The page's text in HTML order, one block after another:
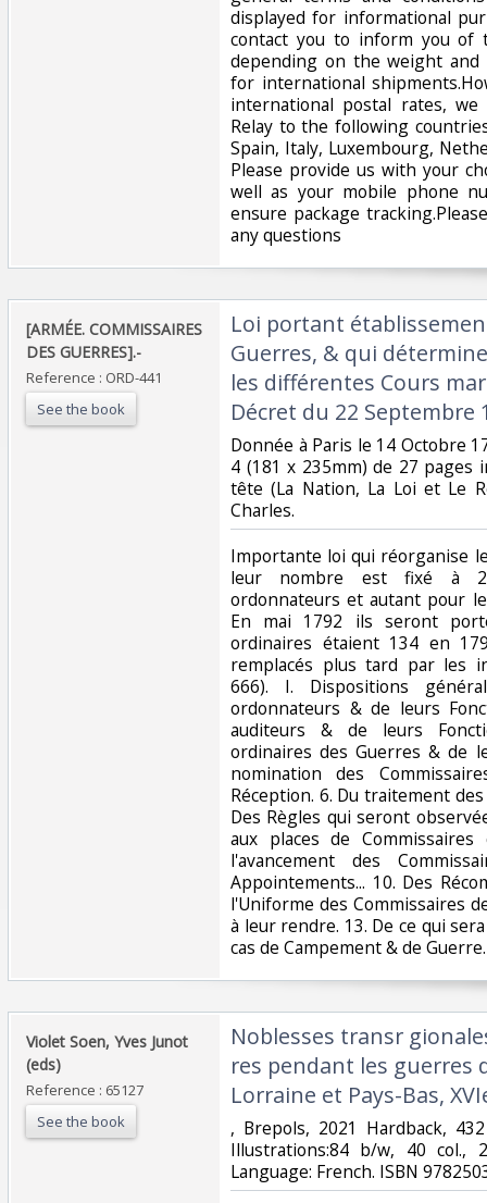
displayed for informational
contact you to inform you of
depending on the weight and
for international
international postal rates,
Relay to the following
Spain, Italy, Luxembourg,
Please provide us with your
well as your mobile phone
ensure package
any questions‎
‎[ARMÉE. COMMISSAIRES
DES GUERRES].-‎
Reference : ORD-441
See the book
‎Loi portant
Guerres, & qui
les différentes Cours
Décret du 22 Septembre
‎Donnée à Paris le 14 Octobre
4 (181 x 235mm) de 27 pages
tête (La Nation, La Loi et Le
Charles.‎
‎Importante loi qui réorganise
leur nombre est fixé à
ordonnateurs et autant pour
En mai 1792 ils seront
ordinaires étaient 134 en
remplacés plus tard par les
666). I. Dispositions
ordonnateurs & de leurs
auditeurs & de leurs
ordinaires des Guerres & de
nomination des
Réception. 6. Du traitement
Des Règles qui seront
aux places de
l'avancement des
Appointements... 10. Des
l'Uniforme des Commissaires
à leur rendre. 13. De ce qui
cas de Campement & de
‎Violet Soen, Yves Junot
(eds)‎
Reference : 65127
See the book
‎Noblesses transr
res pendant les guerres
Lorraine et Pays-Bas,
‎, Brepols, 2021 Hardback,
Illustrations:84 b/w, 40
Language: French. ISBN